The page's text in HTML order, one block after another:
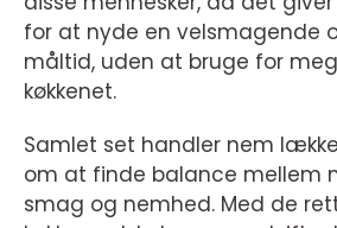
for at nyde en velsmagende
måltid, uden at bruge for
køkkenet.
Samlet set handler nem
om at finde balance mellem
smag og nemhed. Med de